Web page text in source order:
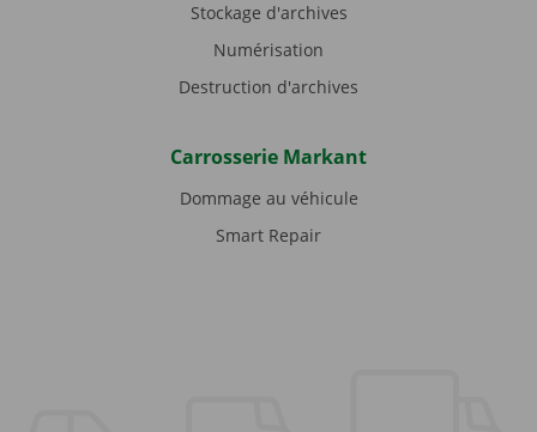
Stockage d'archives
Numérisation
Destruction d'archives
Carrosserie Markant
Dommage au véhicule
Smart Repair